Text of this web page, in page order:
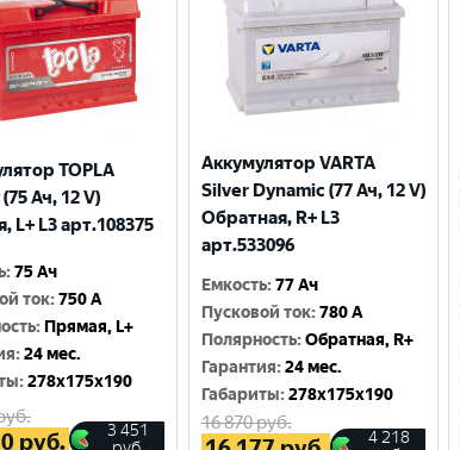
TOPLA
Ач, 12 V)
L+ L3 арт.108375
:75 Ач
ток:750 A
: Прямая, L+
:24 мес.
:278x175x190
руб.
3 451
Аккумулятор VARTA
Silver Dynamic (77 Ач, 12 V)
Обратная, R+ L3
арт.533096
Емкость:77 Ач
Пусковой ток:780 A
Полярность:Обратная, R+
Гарантия:24 мес.
Габариты:278x175x190
16 870руб.
4 218